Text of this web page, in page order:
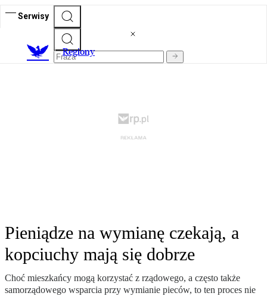
Serwisy
Regiony
Pieniądze na wymianę czekają, a
kopciuchy mają się dobrze
Choć mieszkańcy mogą korzystać z rządowego, a często także
samorządowego wsparcia przy wymianie pieców, to ten proces nie